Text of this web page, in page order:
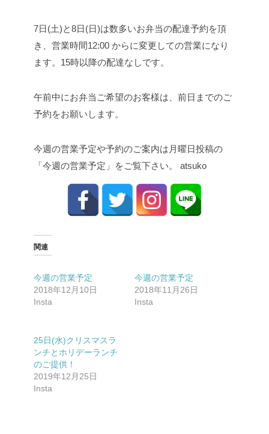
7日(土)と8日(日)は数多いお弁当の配達予約を頂
き、営業時間️12:00 からに変更しての営業になり
ます。15時以降の配達なしです。
午前中にお弁当ご希望のお客様は、前日までのご
予約をお願いします。
今週の営業予定や予約のご案内は月曜日投稿の
「今週の営業予定」をご覧下さい。 atsuko
関連
今週の営業予定
2018年12月10日
Insta
今週の営業予定
2018年11月26日
Insta
25日(水)クリスマスラ
ンチとホリデーランチ
のご提供！
2019年12月25日
Insta